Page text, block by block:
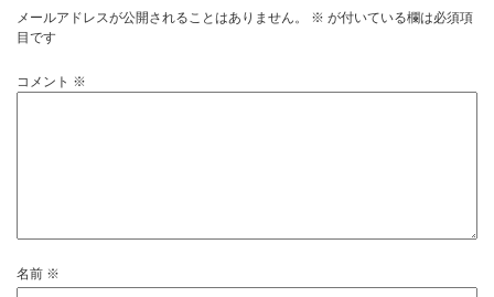
メールアドレスが公開されることはありません。 ※ が付いている欄は必須項
目です
コメント ※
名前 ※